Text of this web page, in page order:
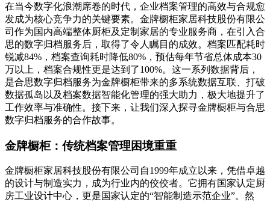
在当今数字化浪潮席卷的时代，企业档案管理的高效与合规愈
发成为核心竞争力的关键要素。金牌橱柜家居科技股份有限公
司作为国内高端整体厨柜及定制家居的专业服务商，在引入合
思的数字归档服务后，取得了令人瞩目的成效。档案匹配耗时
锐减84%，档案查询耗时降低80%，预估每年节省总体成本30
万以上，档案合规性更是达到了100%。这一系列数据背后，
是合思数字归档服务为金牌橱柜带来的多系统数据互联、打破
数据孤岛以及档案数据智能化管理的强大助力，极大地提升了
工作效率与准确性。接下来，让我们深入探寻金牌橱柜与合思
数字归档服务的合作故事。
金牌橱柜：传统档案管理困境重重
金牌橱柜家居科技股份有限公司自1999年成立以来，凭借卓越
的设计与制造实力，成为行业内的佼佼者。它拥有国家认定厨
房工业设计中心，更是国家认定的“智能制造示范企业”。然